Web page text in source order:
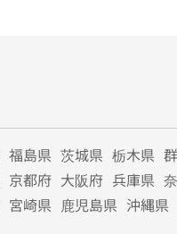
福島県 茨城県 栃木県
京都府 大阪府 兵庫県
宮崎県 鹿児島県 沖縄県